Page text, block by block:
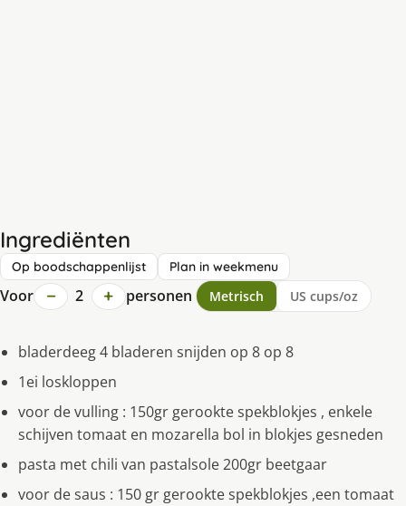
Ingrediënten
Op boodschappenlijst Plan in weekmenu
Voor − 2 + personen Metrisch US cups/oz
bladerdeeg 4 bladeren snijden op 8 op 8
1ei loskloppen
voor de vulling : 150gr gerookte spekblokjes , enkele
schijven tomaat en mozarella bol in blokjes gesneden
pasta met chili van pastalsole 200gr beetgaar
voor de saus : 150 gr gerookte spekblokjes ,een tomaat